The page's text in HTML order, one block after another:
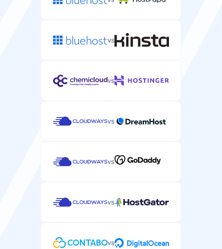
vs
vs
vs
vs
vs
vs